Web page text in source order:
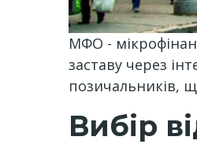
МФО -
заставу через
позичальників,
Вибір